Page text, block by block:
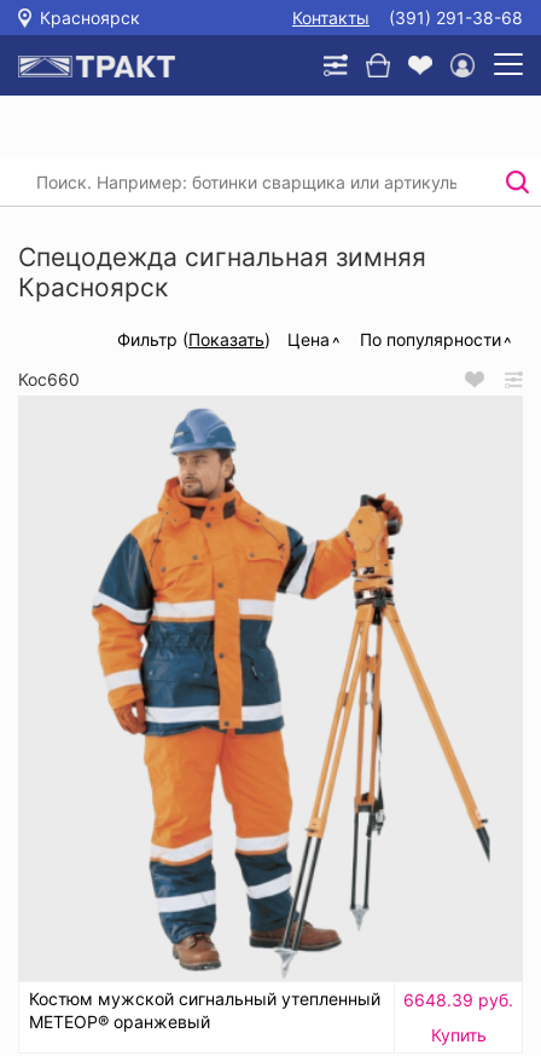
Красноярск Контакты (391) 291-38-68
Главная / /
Зимняя спецодежда
Спецодежда сигнальная зимняя
Спецодежда сигнальная зимняя
Красноярск
Фильтр (Показать) Цена
По популярности
Кос660
Костюм мужской сигнальный утепленный
МЕТЕОР® оранжевый
6648.39 руб.
Купить